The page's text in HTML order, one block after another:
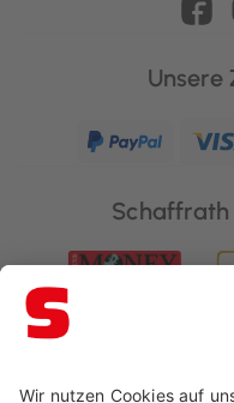
Unsere
Schaffrath